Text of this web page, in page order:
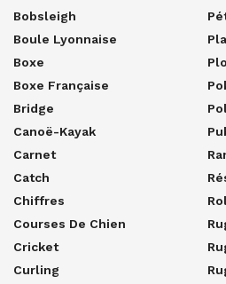
Bobsleigh
Boule Lyonnaise
Boxe
Boxe Française
Bridge
Canoë-Kayak
Carnet
Catch
Chiffres
Courses De Chien
Cricket
Curling